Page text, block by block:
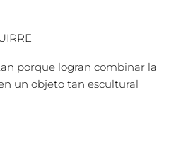
porque logran combinar la
un objeto tan escultural